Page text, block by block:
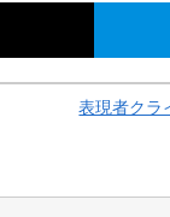
表現者クラ